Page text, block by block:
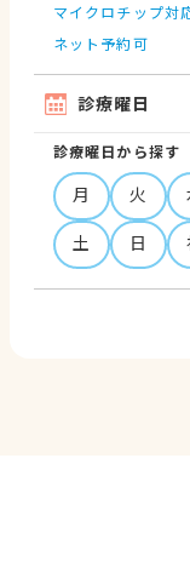
マイクロチップ対
ネット予約可
診療曜日
診療曜日から探す
月 火
土
日